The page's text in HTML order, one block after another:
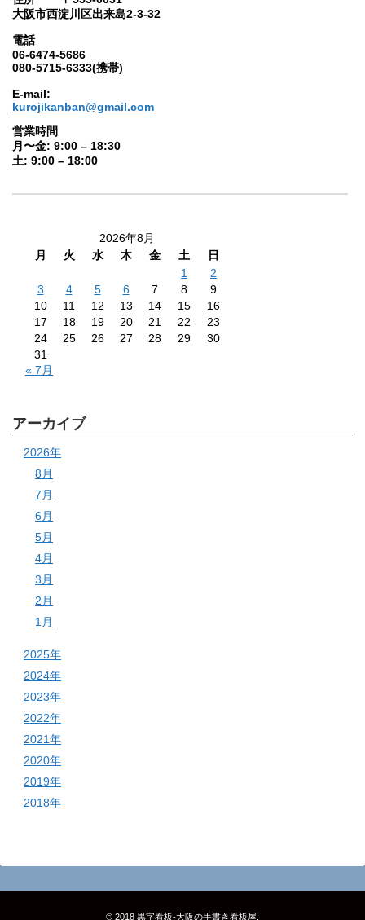
大阪市西淀川区出来島2-3-32
電話
06-6474-5686
080-5715-6333(携帯)
E-mail:
kurojikanban@gmail.com
営業時間
月〜金: 9:00 – 18:30
土: 9:00 – 18:00
2026年8月
月
火 水 木 金 土
日
1
2
3
4 5 6 7 8
9
10
11 12 13 14 15
16
17
18 19 20 21 22
23
24
25 26 27 28 29
30
31
« 7月
アーカイブ
2026年
8月
7月
6月
5月
4月
3月
2月
1月
2025年
2024年
2023年
2022年
2021年
2020年
2019年
2018年
© 2018 黒字看板‐大阪の手書き看板屋